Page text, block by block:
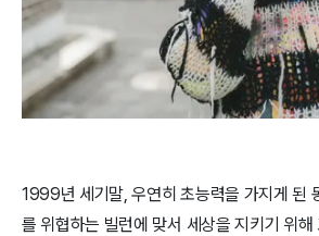
1999년 세기말, 우연히 초능력을 가지게 된
를 위협하는 빌런에 맞서 세상을 지키기 위해